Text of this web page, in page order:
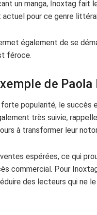
un manga, Inoxtag fait
actuel pour ce genre
également de se
féroce.
de
forte popularité, le succès
très suivie,
à transformer leur
espérées, ce qui
commercial. Pour
des lecteurs qui ne